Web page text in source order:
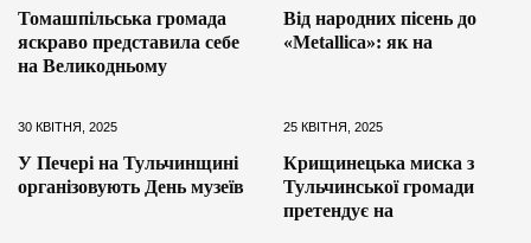
Томашпільська громада
яскраво представила себе
на Великодньому
Від народних пісень до
«Metallica»: як на
30 КВІТНЯ, 2025
У Печері на Тульчинщині
організовують День музеїв
25 КВІТНЯ, 2025
Крищинецька миска з
Тульчинської громади
претендує на